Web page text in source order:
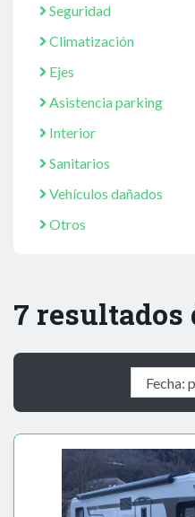
Seguridad
Climatización
Ejes
Asistencia parking
Interior
Sanitarios
Vehículos dañados
Otros
7 resultados